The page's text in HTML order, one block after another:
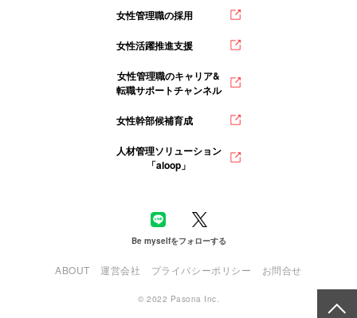
女性管理職の採用
女性活躍推進支援
女性管理職のキャリア&
転職サポートチャンネル
女性幹部候補育成
人材管理ソリューション
「aloop」
Be myselfをフォローする
ABOUT 運営会社 プライバシーポリシー お問合せ
© 2022 Pasona Inc.